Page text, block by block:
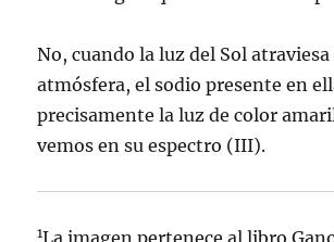
No, cuando la luz del Sol atraviesa
atmósfera, el sodio presente en
precisamente la luz de color
vemos en su espectro (III).
1La imagen pertenece al libro